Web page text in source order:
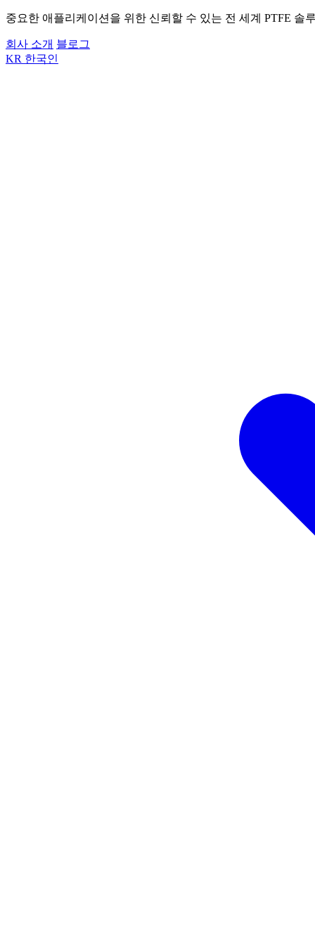
중요한 애플리케이션을 위한 신뢰할 수 있는 전 세계 PTFE 솔
회사 소개 블로그
KR 한국인